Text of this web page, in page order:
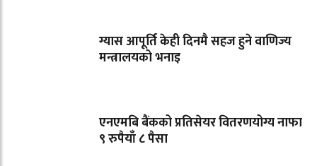
ग्यास आपूर्ति केही दिनमै सहज हुने वाणिज्य
मन्त्रालयको भनाइ
एनएमबि बैंकको प्रतिसेयर वितरणयोग्य नाफा
९ रुपैयाँ ८ पैसा